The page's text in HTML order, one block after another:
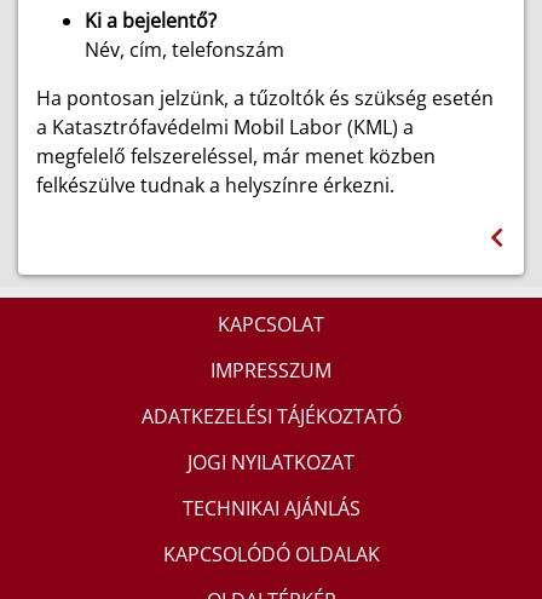
Ki a bejelentő?
Név, cím, telefonszám
Ha pontosan jelzünk, a tűzoltók és szükség esetén
a Katasztrófavédelmi Mobil Labor (KML) a
megfelelő felszereléssel, már menet közben
felkészülve tudnak a helyszínre érkezni.
KAPCSOLAT
IMPRESSZUM
ADATKEZELÉSI TÁJÉKOZTATÓ
JOGI NYILATKOZAT
TECHNIKAI AJÁNLÁS
KAPCSOLÓDÓ OLDALAK